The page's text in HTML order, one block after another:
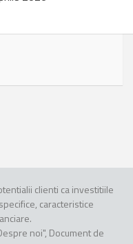
clienti ca investitiile
caracteristice
noi", Document de